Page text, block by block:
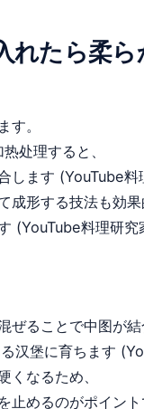
れたら柔
す。
处理すると、
します (YouTube
成形する技法も効
(YouTube料理研究
ぜることで中图が
汉堡に育ちます
くなるため、
止めるのがポイン